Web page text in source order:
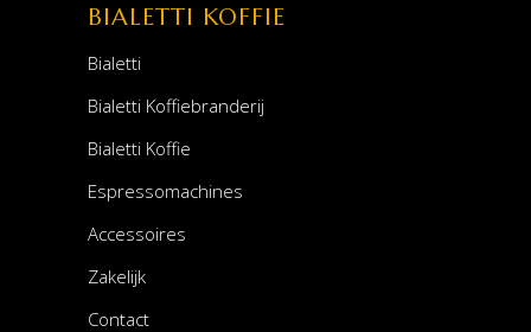
BIALETTI KOFFIE
Bialetti
Bialetti Koffiebranderij
Bialetti Koffie
Espressomachines
Accessoires
Zakelijk
Contact